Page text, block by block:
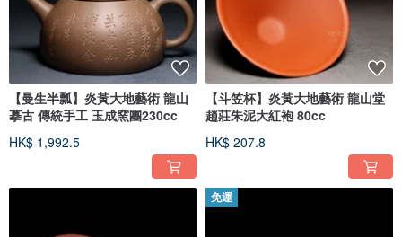
【曼生半瓢】炎黃大地藝術 龍山
摹古 傳統手工 玉成窯團230cc
HK$ 1,992.5
【斗笠杯】炎黃大地藝術 龍山堂
趙莊朱泥大紅袍 80cc
HK$ 207.8
免運